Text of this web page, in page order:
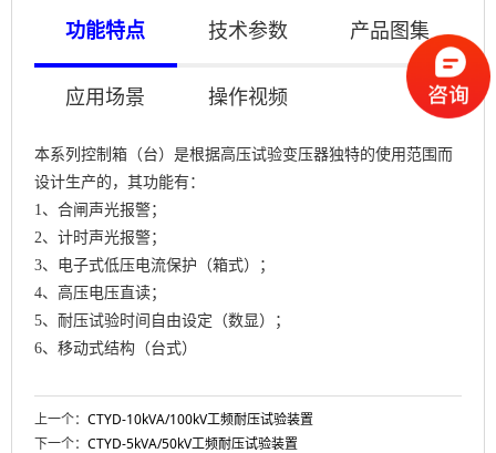
功能特点 技术参数 产品图集
应用场景 操作视频
本系列控制箱（台）是根据高压试验变压器独特的使用范围而
设计生产的，其功能有：
1、合闸声光报警；
2、计时声光报警；
3、电子式低压电流保护（箱式）；
4、高压电压直读；
5、耐压试验时间自由设定（数显）；
6、移动式结构（台式）
上一个： CTYD-10kVA/100kV工频耐压试验装置
下一个： CTYD-5kVA/50kV工频耐压试验装置